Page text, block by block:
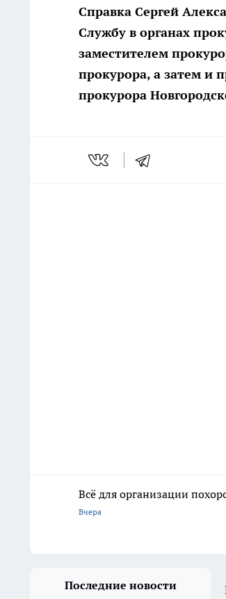
Справка Сергей
Службу в органах
заместителем
прокурора, а затем и
прокурора
Всё для организации
Вчера
Последние новости